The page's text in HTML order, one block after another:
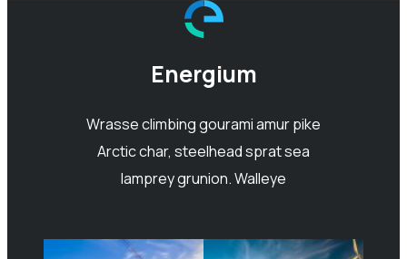
Energium
Wrasse climbing gourami amur pike
Arctic char, steelhead sprat sea
lamprey grunion. Walleye